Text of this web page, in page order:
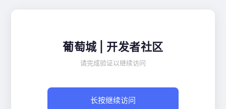
葡萄城 | 开发者社区
请完成验证以继续访问
长按继续访问